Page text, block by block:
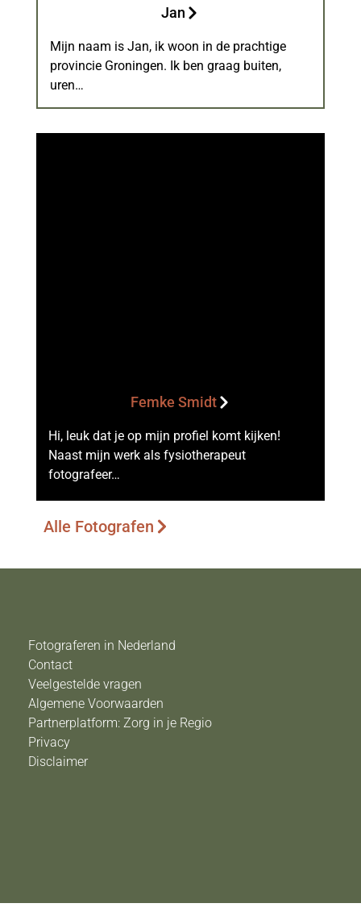
Jan
Mijn naam is Jan, ik woon in de prachtige
provincie Groningen. Ik ben graag buiten,
uren…
Femke Smidt
Hi, leuk dat je op mijn profiel komt kijken!
Naast mijn werk als fysiotherapeut
fotografeer…
Alle Fotografen
Fotograferen in Nederland
Contact
Veelgestelde vragen
Algemene Voorwaarden
Partnerplatform: Zorg in je Regio
Privacy
Disclaimer